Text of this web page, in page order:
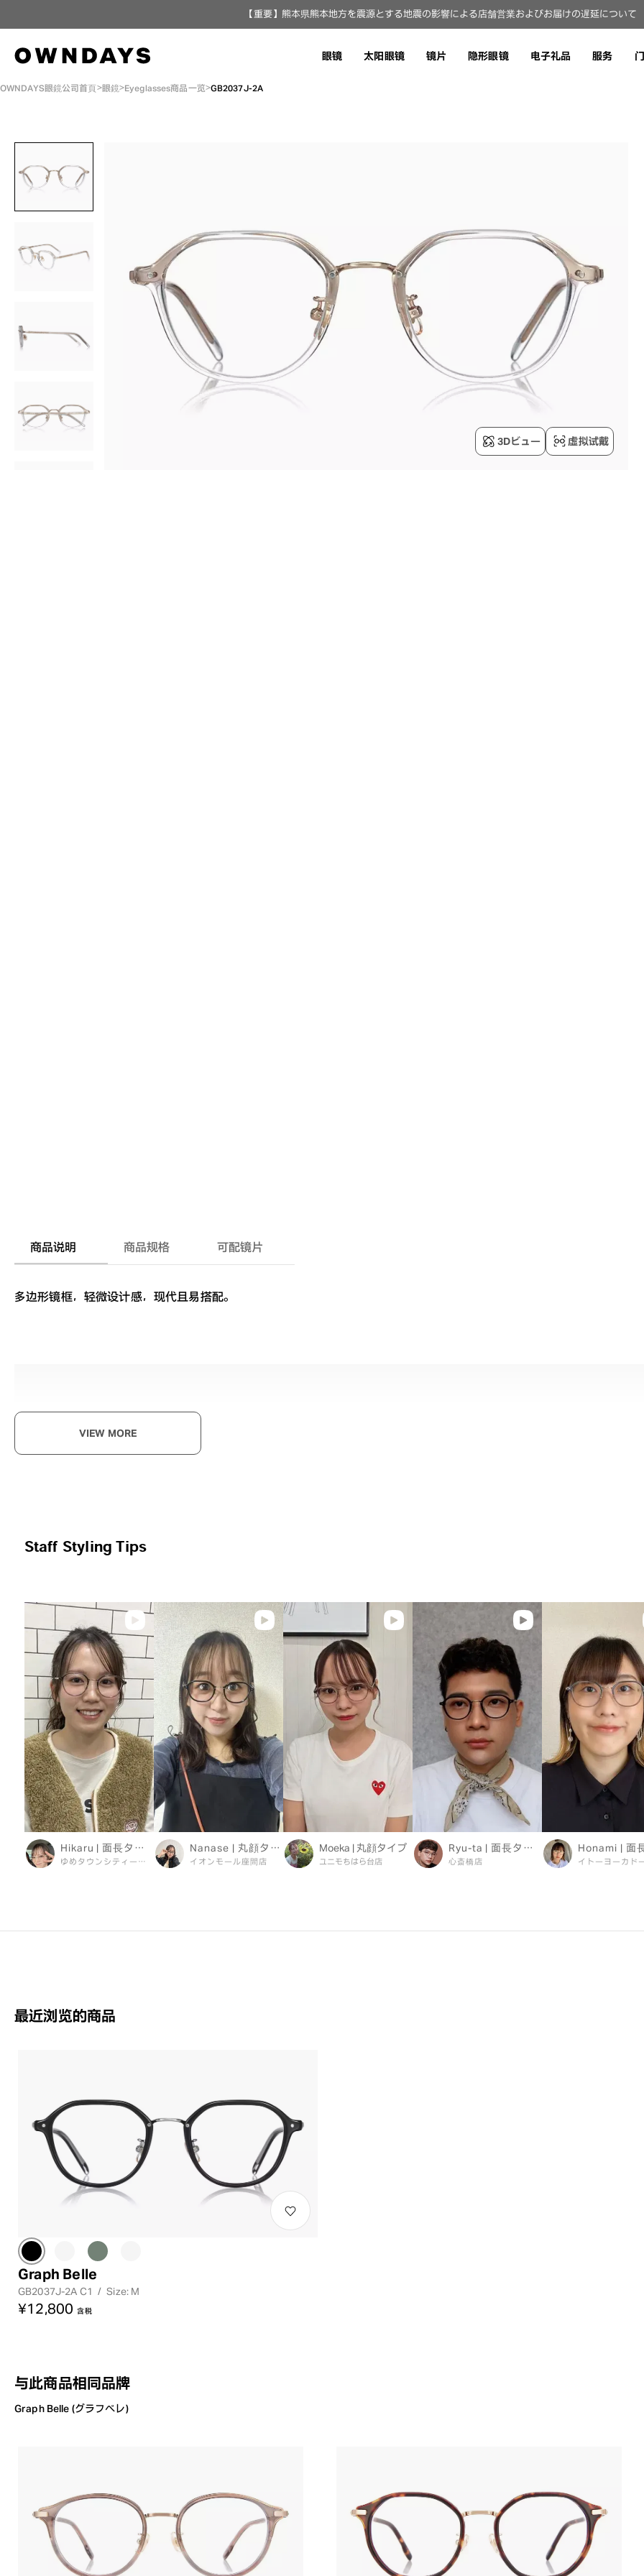
【重要】熊本県熊本地方を震源とする地震の影響による店舗営業およびお届けの遅延について
眼镜 太阳眼镜 镜片 隐形眼镜 电子礼品 服务
OWNDAYS眼鏡公司首頁 眼鏡 Eyeglasses商品一览 GB2037J-2A
3Dビュー 虚拟试戴
商品说明 商品规格 可配镜片
多边形镜框，轻微设计感，现代且易搭配。
VIEW MORE
Staff Styling Tips
Hikaru | 面長タイプ
ゆめタウンシティーモール
Nanase | 丸顔タイプ
イオンモール座間店
Moeka | 丸顔タイプ
ユニモちはら台店
Ryu-ta | 面長タイプ
心斎橋店
最近浏览的商品
Graph Belle
GB2037J-2A C1 / Size: M
¥12,800 含税
与此商品相同品牌
Graph Belle (グラフベレ)